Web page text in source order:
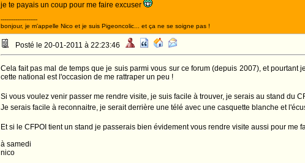
je te payais un coup pour me faire excuser
--------------------
bonjour, je m'appelle Nico et je suis Pigeoncolic... et ça ne se soigne pas !
Posté le 20-01-2011 à 22:23:46
Cela fait pas mal de temps que je suis parmi vous sur ce forum (depuis 2007), et
cette national est l'occasion de me rattraper un peu !
Si vous voulez venir passer me rendre visite, je suis facile à trouver, je serais au stand du
Je serais facile à reconnaitre, je serait derrière une télé avec une casquette blanche et
Et si le CFPOI tient un stand je passerais bien évidement vous rendre visite aussi pour me
à samedi
nico